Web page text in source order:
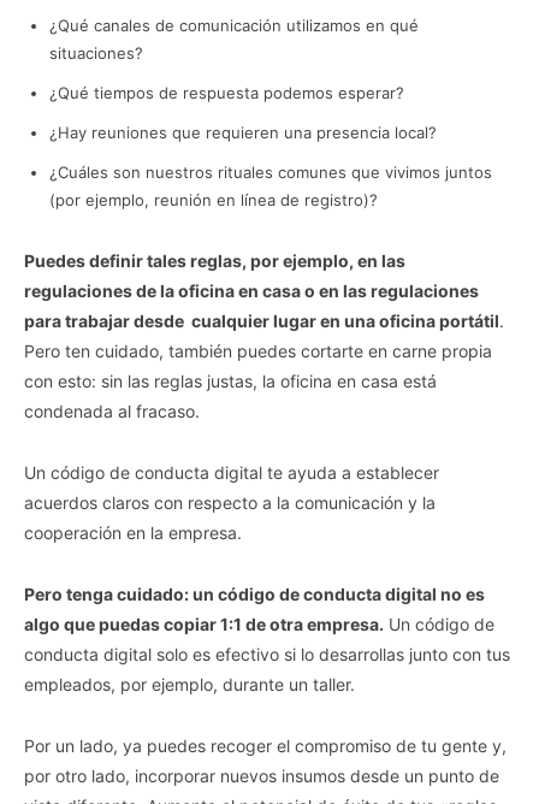
¿Qué canales de comunicación utilizamos en qué
situaciones?
¿Qué tiempos de respuesta podemos esperar?
¿Hay reuniones que requieren una presencia local?
¿Cuáles son nuestros rituales comunes que vivimos juntos
(por ejemplo, reunión en línea de registro)?
Puedes definir tales reglas, por ejemplo, en las
regulaciones de la oficina en casa o en las regulaciones
para trabajar desde cualquier lugar en una oficina portátil.
Pero ten cuidado, también puedes cortarte en carne propia
con esto: sin las reglas justas, la oficina en casa está
condenada al fracaso.
Un código de conducta digital te ayuda a establecer
acuerdos claros con respecto a la comunicación y la
cooperación en la empresa.
Pero tenga cuidado: un código de conducta digital no es
algo que puedas copiar 1:1 de otra empresa. Un código de
conducta digital solo es efectivo si lo desarrollas junto con tus
empleados, por ejemplo, durante un taller.
Por un lado, ya puedes recoger el compromiso de tu gente y,
por otro lado, incorporar nuevos insumos desde un punto de